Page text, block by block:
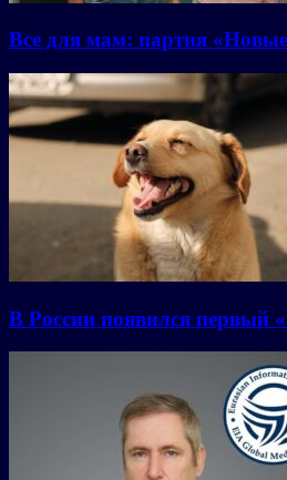
Все для мам: партия
В России появился первый